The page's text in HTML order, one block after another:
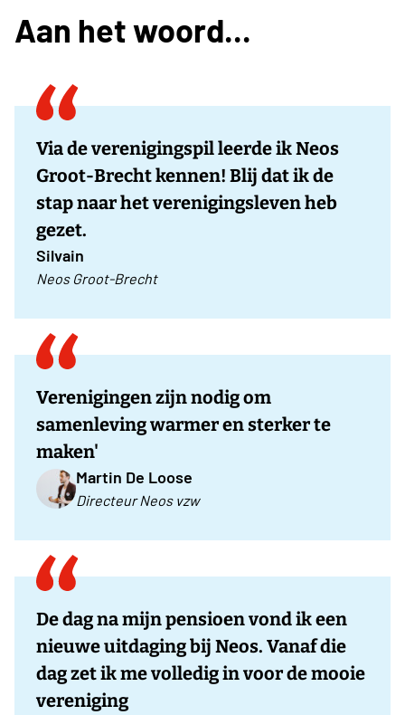
Aan het woord...
Via de verenigingspil leerde ik Neos
Groot-Brecht kennen! Blij dat ik de
stap naar het verenigingsleven heb
gezet.
Silvain
Neos Groot-Brecht
Verenigingen zijn nodig om
samenleving warmer en sterker te
maken'
Martin De Loose
Directeur Neos vzw
De dag na mijn pensioen vond ik een
nieuwe uitdaging bij Neos. Vanaf die
dag zet ik me volledig in voor de mooie
vereniging